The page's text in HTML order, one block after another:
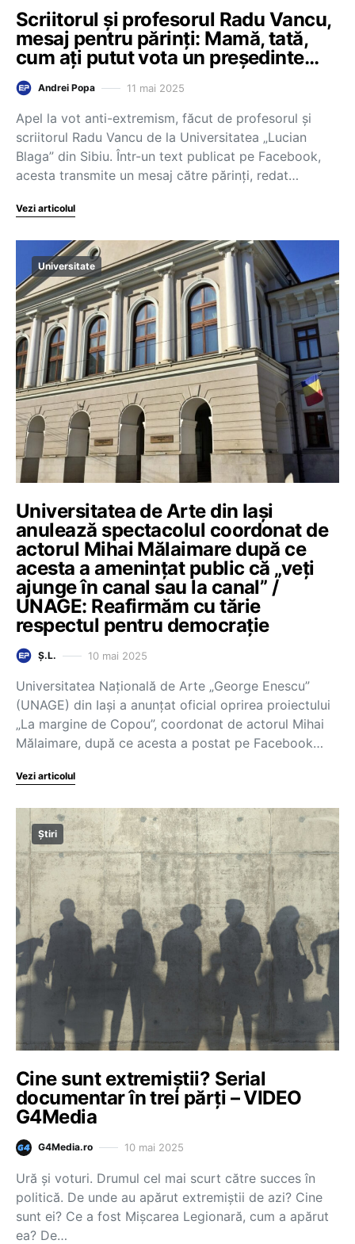
Scriitorul și profesorul Radu Vancu,
mesaj pentru părinți: Mamă, tată,
cum ați putut vota un președinte…
Andrei Popa 11 mai 2025
Apel la vot anti-extremism, făcut de profesorul și
scriitorul Radu Vancu de la Universitatea „Lucian
Blaga” din Sibiu. Într-un text publicat pe Facebook,
acesta transmite un mesaj către părinți, redat…
Vezi articolul
Universitate
Universitatea de Arte din Iași
anulează spectacolul coordonat de
actorul Mihai Mălaimare după ce
acesta a amenințat public că „veți
ajunge în canal sau la canal” /
UNAGE: Reafirmăm cu tărie
respectul pentru democraţie
Ș.L. 10 mai 2025
Universitatea Națională de Arte „George Enescu”
(UNAGE) din Iași a anunțat oficial oprirea proiectului
„La margine de Copou”, coordonat de actorul Mihai
Mălaimare, după ce acesta a postat pe Facebook…
Vezi articolul
Știri
Cine sunt extremiștii? Serial
documentar în trei părți – VIDEO
G4Media
G4Media.ro 10 mai 2025
Ură și voturi. Drumul cel mai scurt către succes în
politică. De unde au apărut extremiștii de azi? Cine
sunt ei? Ce a fost Mișcarea Legionară, cum a apărut
ea? De…